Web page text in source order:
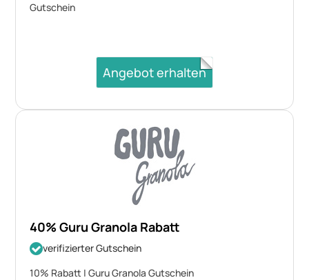
Gutschein
Angebot erhalten
40% Guru Granola Rabatt
verifizierter Gutschein
10% Rabatt | Guru Granola Gutschein